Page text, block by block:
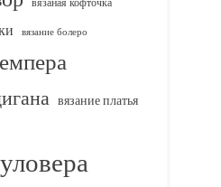
вязание болеро
вязание платья